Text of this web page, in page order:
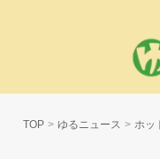
TOP ゆるニュース ホッ